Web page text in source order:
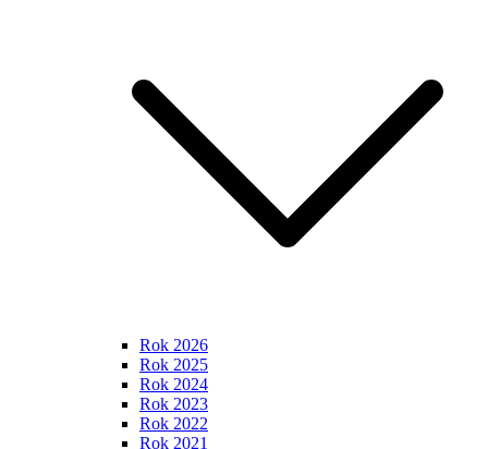
Rok 2026
Rok 2025
Rok 2024
Rok 2023
Rok 2022
Rok 2021